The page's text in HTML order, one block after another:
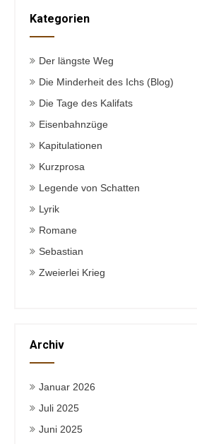
Kategorien
Der längste Weg
Die Minderheit des Ichs (Blog)
Die Tage des Kalifats
Eisenbahnzüge
Kapitulationen
Kurzprosa
Legende von Schatten
Lyrik
Romane
Sebastian
Zweierlei Krieg
Archiv
Januar 2026
Juli 2025
Juni 2025